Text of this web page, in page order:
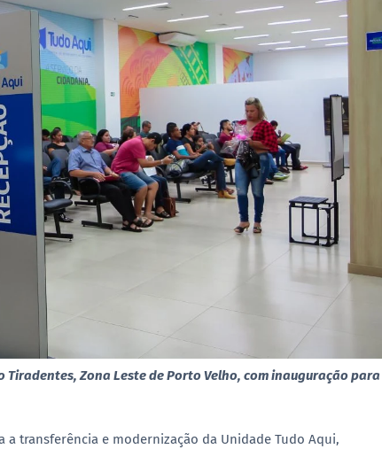
Zona Leste de Porto Velho, com inauguração
a transferência e modernização da Unidade Tudo Aqui,